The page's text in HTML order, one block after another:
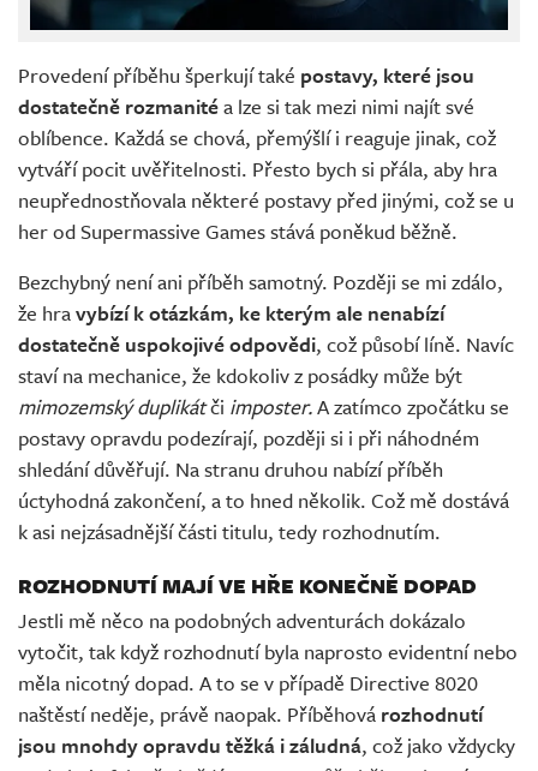
Provedení příběhu šperkují také postavy, které jsou
dostatečně rozmanitéa lze si tak mezi nimi najít své
oblíbence. Každá se chová, přemýšlí i reaguje jinak, což
vytváří pocit uvěřitelnosti. Přesto bych si přála, aby hra
neupřednostňovala některé postavy před jinými, což se u
her od Supermassive Games stává poněkud běžně.
Bezchybný není ani příběh samotný. Později se mi zdálo,
že hravybízí k otázkám, ke kterým ale nenabízí
dostatečně uspokojivé odpovědi, což působí líně. Navíc
staví na mechanice, že kdokoliv z posádky může být
mimozemský duplikátči imposter.A zatímco zpočátku se
postavy opravdu podezírají, později si i při náhodném
shledání důvěřují. Na stranu druhou nabízí příběh
úctyhodná zakončení, a to hned několik. Což mě dostává
k asi nejzásadnější části titulu, tedy rozhodnutím.
ROZHODNUTÍ MAJÍ VE HŘE KONEČNĚ DOPAD
Jestli mě něco na podobných adventurách dokázalo
vytočit, tak když rozhodnutí byla naprosto evidentní nebo
měla nicotný dopad. A to se v případě Directive 8020
naštěstí neděje, právě naopak. Příběhová rozhodnutí
jsou mnohdy opravdu těžká i záludná, což jako vždycky